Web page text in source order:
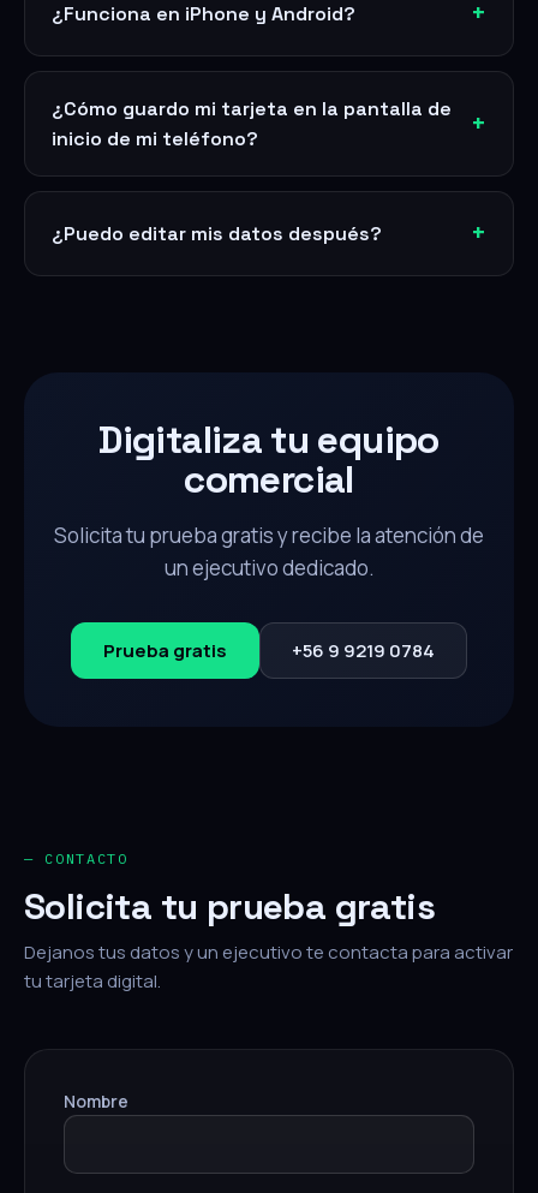
¿Funciona en iPhone y Android?
¿Cómo guardo mi tarjeta en la pantalla de
inicio de mi teléfono?
¿Puedo editar mis datos después?
Digitaliza tu equipo
comercial
Solicita tu prueba gratis y recibe la atención de
un ejecutivo dedicado.
Prueba gratis +56 9 9219 0784
— CONTACTO
Solicita tu prueba gratis
Dejanos tus datos y un ejecutivo te contacta para activar
tu tarjeta digital.
Nombre